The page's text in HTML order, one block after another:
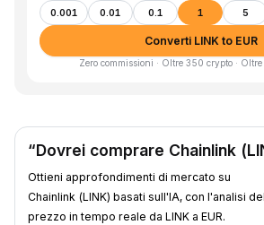
0.001 0.01 0.1 1 5
Converti LINK to EUR
Zero commissioni · Oltre 350 crypto ·
“Dovrei comprare Chainlink
Ottieni approfondimenti di mercato su
Chainlink (LINK) basati sull'IA, con l'analisi del
prezzo in tempo reale da LINK a EUR.